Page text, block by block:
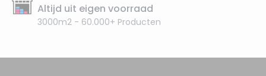
Altijd uit eigen voorraad
3000m2 - 60.000+ Producten